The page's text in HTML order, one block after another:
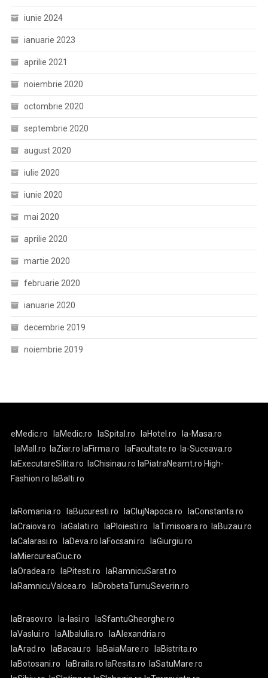
iunie 2024
ianuarie 2023
aprilie 2021
noiembrie 2020
octombrie 2020
septembrie 2020
august 2020
iulie 2020
iunie 2020
mai 2020
aprilie 2020
martie 2020
februarie 2020
ianuarie 2020
decembrie 2019
noiembrie 2019
eMedic.ro laMedic.ro laSpital.ro laHotel.ro
la-Masa.ro
laMall.ro laZiar.rolaFirma.ro laFacultate.ro la-Suceava.ro
laExecutareSilita.ro laChisinau.ro laPiatraNeamt.ro High-
Fashion.ro laBalti.ro
laRomania.ro laBucuresti.ro laClujNapoca.ro
laConstanta.ro
laCraiova.ro
laGalati.ro laPloiesti.ro laTimisoara.ro laBuzau.ro
laCalarasi.ro
laDeva.ro laFocsani.ro
laGiurgiu.ro
laMiercureaCiuc.ro
laOradea.ro
laPitesti.ro
laRamnicuSarat.ro
laRamnicuValcea.ro
laDrobetaTurnuSeverin.ro
laBrasov.ro la-Iasi.ro
laSfantuGheorghe.ro
laVaslui.rolaAlbaIulia.ro
laAlexandria.ro
laArad.ro
laBacau.ro laBaiaMare.ro
laBistrita.ro
laBotosani.ro
laBraila.ro laResita.ro laSatuMare.ro